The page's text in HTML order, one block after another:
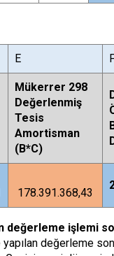
E
Mükerrer 298
Değerlenmiş
Tesis
Amortisman
(B*C)
178.391.368,43
değerleme işlemi
değerleme